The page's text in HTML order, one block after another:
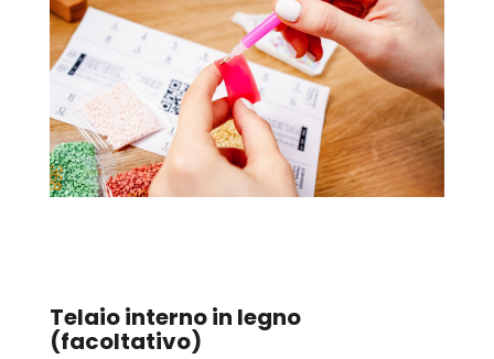
Telaio interno in legno
(facoltativo)